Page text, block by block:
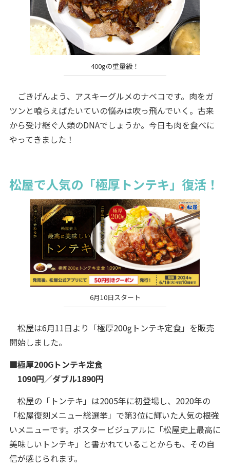
400gの重量級！
ごきげんよう、アスキーグルメのナベコです。肉をガ
ツンと喰らえばたいていの悩みは吹っ飛んでいく。古来
から受け継ぐ人類のDNAでしょうか。今日も肉を食べに
やってきました！
松屋で人気の「極厚トンテキ」復活！
6月10日スタート
松屋は6月11日より「極厚200gトンテキ定食」を販売
開始しました。
■極厚200Gトンテキ定食
1090円／ダブル1890円
松屋の「トンテキ」は2005年に初登場し、2020年の
「松屋復刻メニュー総選挙」で第3位に輝いた人気の根強
いメニューです。ポスタービジュアルに「松屋史上最高に
美味しいトンテキ」と書かれていることからも、その自
信が感じられます。